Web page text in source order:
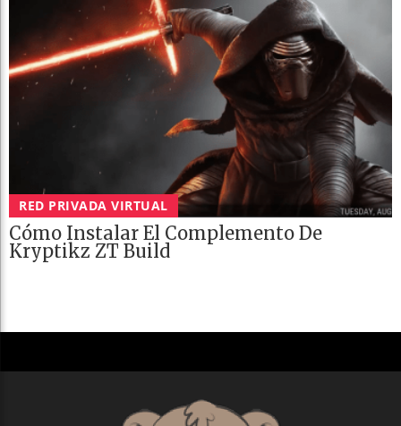
RED PRIVADA VIRTUAL
Cómo Instalar El Complemento De
Kryptikz ZT Build